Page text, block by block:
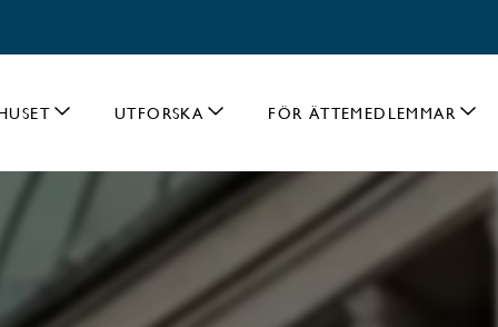
UTFORSKA FÖR ÄTTEMEDLEMMAR